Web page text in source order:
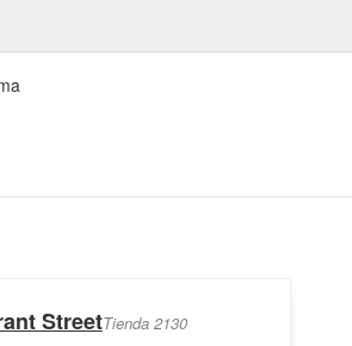
StreetTienda 2130